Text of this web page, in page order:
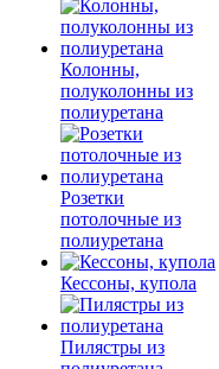
Колонны,
полуколонны из
полиуретана
Розетки
потолочные из
полиуретана
Кессоны, купола
Пилястры из